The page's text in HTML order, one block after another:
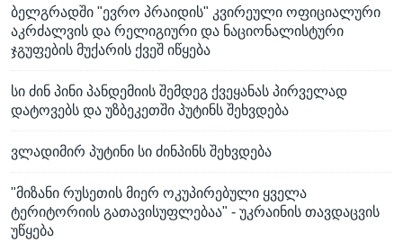
ბელგრადში "ევრო პრაიდის" კვირეული ოფიციალური
აკრძალვის და რელიგიური და ნაციონალისტური
ჯგუფების მუქარის ქვეშ იწყება
სი ძინ პინი პანდემიის შემდეგ ქვეყანას პირველად
დატოვებს და უზბეკეთში პუტინს შეხვდება
ვლადიმირ პუტინი სი ძინპინს შეხვდება
"მიზანი რუსეთის მიერ ოკუპირებული ყველა
ტერიტორიის გათავისუფლებაა" - უკრაინის თავდაცვის
უწყება